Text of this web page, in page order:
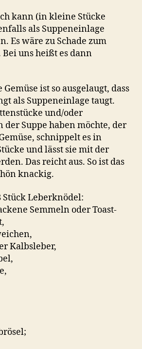
kann (in kleine Stücke
als Suppeneinlage
Es wäre zu Schade zum
uns heißt es dann
ist so ausgelaugt, dass
als Suppeneinlage taugt.
und/oder
der Suppe haben möchte, der
schnippelt es in
und lässt sie mit der
Das reicht aus. So ist das
knackig.
Stück Leberknödel:
Semmeln oder Toast-
Kalbsleber,